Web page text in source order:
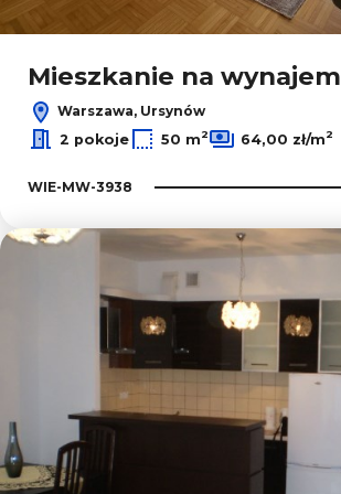
Mieszkanie na wynajem
Warszawa, Ursynów
2 pokoje
50 m2 64,00 zł/m2
WIE-MW-3938